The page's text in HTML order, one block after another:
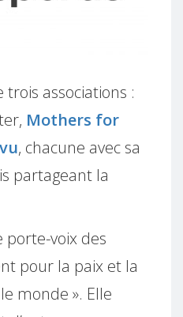
trois associations :
Mothers for
, chacune avec sa
partageant la
porte-voix des
pour la paix et la
monde ». Elle